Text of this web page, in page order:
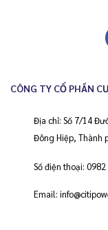
CÔNG TY CỔ PHẦN
Địa chỉ: Số 7/14
Đông Hiệp, Thành
Số điện thoại: 0982
Email: